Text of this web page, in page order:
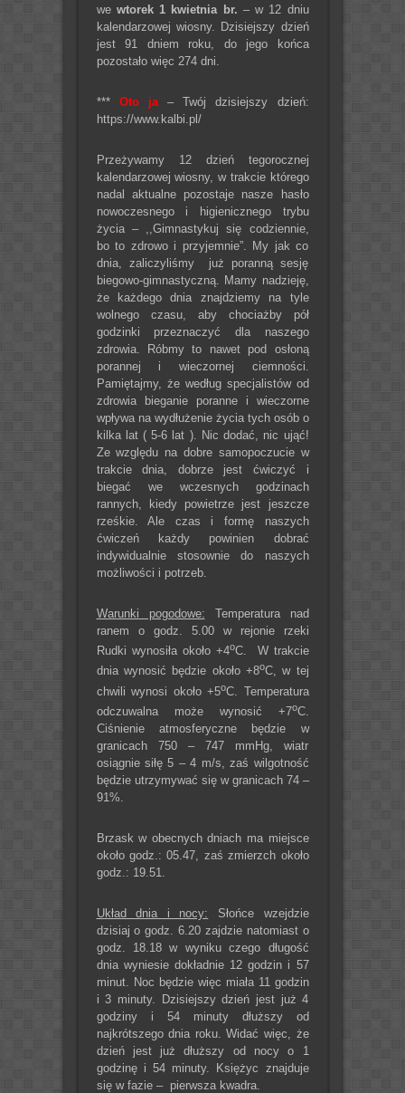
we wtorek 1 kwietnia br. – w 12 dniu
kalendarzowej wiosny. Dzisiejszy dzień
jest 91 dniem roku, do jego końca
pozostało więc 274 dni.
*** Oto ja– Twój dzisiejszy dzień:
https://www.kalbi.pl/
Przeżywamy 12 dzień tegorocznej
kalendarzowej wiosny, w trakcie którego
nadal aktualne pozostaje nasze hasło
nowoczesnego i higienicznego trybu
życia – ,,Gimnastykuj się codziennie,
bo to zdrowo i przyjemnie”. My jak co
dnia, zaliczyliśmy już poranną sesję
biegowo-gimnastyczną. Mamy nadzieję,
że każdego dnia znajdziemy na tyle
wolnego czasu, aby chociażby pół
godzinki przeznaczyć dla naszego
zdrowia. Róbmy to nawet pod osłoną
porannej i wieczornej ciemności.
Pamiętajmy, że według specjalistów od
zdrowia bieganie poranne i wieczorne
wpływa na wydłużenie życia tych osób o
kilka lat ( 5-6 lat ). Nic dodać, nic ująć!
Ze względu na dobre samopoczucie w
trakcie dnia, dobrze jest ćwiczyć i
biegać we wczesnych godzinach
rannych, kiedy powietrze jest jeszcze
rześkie. Ale czas i formę naszych
ćwiczeń każdy powinien dobrać
indywidualnie stosownie do naszych
możliwości i potrzeb.
Warunki pogodowe: Temperatura nad
ranem o godz. 5.00 w rejonie rzeki
Rudki wynosiła około +4oC. W trakcie
dnia wynosić będzie około +8oC, w tej
chwili wynosi około +5oC. Temperatura
odczuwalna może wynosić +7oC.
Ciśnienie atmosferyczne będzie w
granicach 750 – 747 mmHg, wiatr
osiągnie siłę 5 – 4 m/s, zaś wilgotność
będzie utrzymywać się w granicach 74 –
91%.
Brzask w obecnych dniach ma miejsce
około godz.: 05.47, zaś zmierzch około
godz.: 19.51.
Układ dnia i nocy: Słońce wzejdzie
dzisiaj o godz. 6.20 zajdzie natomiast o
godz. 18.18 w wyniku czego długość
dnia wyniesie dokładnie 12 godzin i 57
minut. Noc będzie więc miała 11 godzin
i 3 minuty. Dzisiejszy dzień jest już 4
godziny i 54 minuty dłuższy od
najkrótszego dnia roku. Widać więc, że
dzień jest już dłuższy od nocy o 1
godzinę i 54 minuty. Księżyc znajduje
się w fazie – pierwsza kwadra.